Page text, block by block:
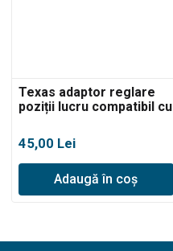
Texas adaptor reglare
poziții lucru compatibil cu
prășitoare pentru Lilli, El-
Tex 1800, FRX, FRZ
45,00 Lei
Adaugă în coș